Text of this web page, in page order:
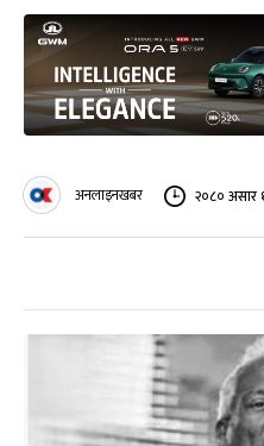
अनलाइनखबर २०८० असार